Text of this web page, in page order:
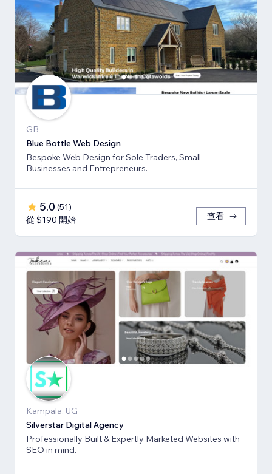
GB
Blue Bottle Web Design
Bespoke Web Design for Sole Traders, Small
Businesses and Entrepreneurs.
5.0 (51)
從 $190 開始
查看
Kampala, UG
Silverstar Digital Agency
Professionally Built & Expertly Marketed Websites with
SEO in mind.